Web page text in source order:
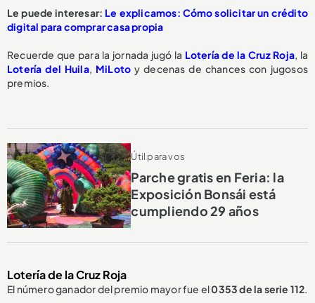
Le puede interesar: Le explicamos: Cómo solicitar un crédito
digital para comprar casa propia
Recuerde que para la jornada jugó la Lotería de la Cruz Roja , la
Lotería del Huila, MiLoto y decenas de chances con jugosos
premios.
Útil para vos
Parche gratis en Feria: la
Exposición Bonsái está
cumpliendo 29 años
Lotería de la Cruz Roja
El número ganador del premio mayor fue el0353de la serie 112.